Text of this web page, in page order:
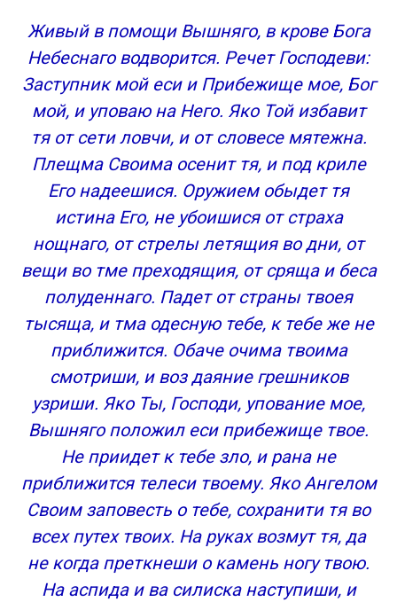
Живый в помощи Вышняго, в крове Бога
Небеснаго водворится. Речет Господеви:
Заступник мой еси и Прибежище мое, Бог
мой, и уповаю на Него. Яко Той избавит
тя от сети ловчи, и от словесе мятежна.
Плещма Своима осенит тя, и под криле
Его надеешися. Оружием обыдет тя
истина Его, не убоишися от страха
нощнаго, от стрелы летящия во дни, от
вещи во тме преходящия, от сряща и беса
полуденнаго. Падет от страны твоея
тысяща, и тма одесную тебе, к тебе же не
приближится. Обаче очима твоима
смотриши, и воз даяние грешников
узриши. Яко Ты, Господи, упование мое,
Вышняго положил еси прибежище твое.
Не приидет к тебе зло, и рана не
приближится телеси твоему. Яко Ангелом
Своим заповесть о тебе, сохранити тя во
всех путех твоих. На руках возмут тя, да
не когда преткнеши о камень ногу твою.
На аспида и ва силиска наступиши, и